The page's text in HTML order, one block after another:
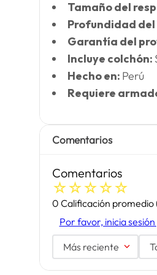
Tamaño del
Profundidad
Garantía del
Incluye colchón:
Hecho en: Perú
Requiere
Comentarios
Comentarios
☆☆☆☆☆
0 Calificación promedio
Por favor, inicia
Más reciente